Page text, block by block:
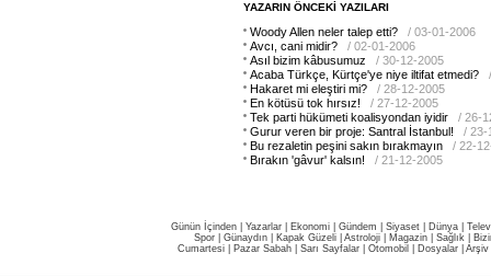
YAZARIN ÖNCEKİ YAZILARI
Woody Allen neler talep etti?
/ 03-01-2006
Avcı, cani midir?
/ 02-01-2006
Asıl bizim kâbusumuz
/ 30-12-2005
Acaba Türkçe, Kürtçe'ye niye iltifat etmedi?
Hakaret mi eleştiri mi?
/ 28-12-2005
En kötüsü tok hırsız!
/ 27-12-2005
Tek parti hükümeti koalisyondan iyidir
/ 26-
Gurur veren bir proje: Santral İstanbul!
/ 23-
Bu rezaletin peşini sakın bırakmayın
/ 22-
Bırakın 'gâvur' kalsın!
/ 21-12-2005
Günün İçinden Yazarlar Ekonomi Gündem Siyaset Dünya |
Spor
Günaydın Kapak Güzeli Astroloji Magazin Sağlık
Cumartesi
Pazar Sabah Sarı Sayfalar Otomobil Dosyalar Arşiv